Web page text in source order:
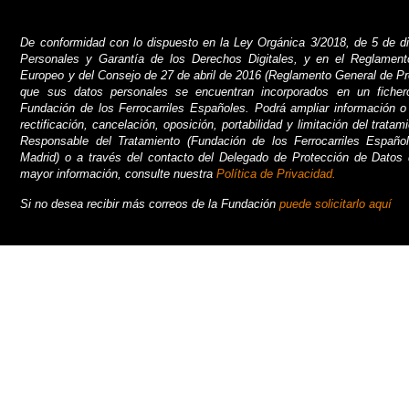
De conformidad con lo dispuesto en la Ley Orgánica 3/2018, de 5 de
Personales y Garantía de los Derechos Digitales, y en el
Europeo y del Consejo de 27 de abril de 2016 (Reglamento General de
que sus datos personales se encuentran incorporados en un
Fundación de los Ferrocarriles Españoles. Podrá ampliar información
rectificación, cancelación, oposición, portabilidad y limitación del
Responsable del Tratamiento (Fundación de los Ferrocarriles
Madrid) o a través del contacto del Delegado de Protección de Datos
mayor información, consulte nuestraPolítica de Privacidad.
Si no desea recibir más correos de la Fundaciónpuede solicitarlo aquí